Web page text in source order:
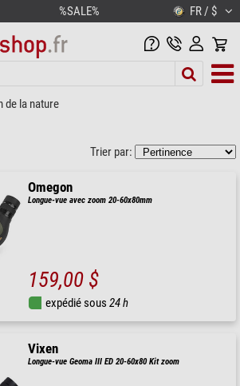
%SALE% FR / $
de la nature
Trier par:
Omegon
Longue-vue avec zoom 20-60x80mm
159,00 $
expédié sous24 h
Vixen
Longue-vue Geoma III ED 20-60x80 Kit zoom